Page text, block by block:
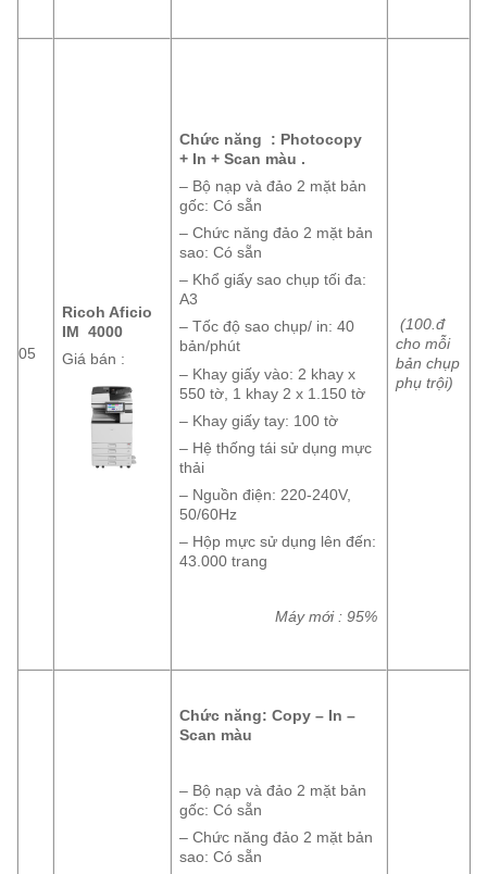
05
Ricoh Aficio
IM 4000
Giá bán :
Chức năng : Photocopy
+ In + Scan màu .
– Bộ nạp và đảo 2 mặt bản
gốc: Có sẵn
– Chức năng đảo 2 mặt bản
sao: Có sẵn
– Khổ giấy sao chụp tối đa:
A3
– Tốc độ sao chụp/ in: 40
bản/phút
– Khay giấy vào: 2 khay x
550 tờ, 1 khay 2 x 1.150 tờ
– Khay giấy tay: 100 tờ
– Hệ thống tái sử dụng mực
thải
– Nguồn điện: 220-240V,
50/60Hz
– Hộp mực sử dụng lên đến:
43.000 trang
Máy mới : 95%
(100.đ
cho mỗi
bản chụp
phụ trội)
Chức năng: Copy – In –
Scan màu
– Bộ nạp và đảo 2 mặt bản
gốc: Có sẵn
– Chức năng đảo 2 mặt bản
sao: Có sẵn